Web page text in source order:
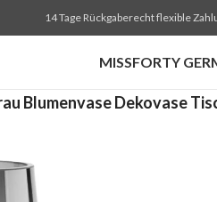
14 Tage Rückgaberecht flexible
MISSFORTY
Blumenvase Dekovase